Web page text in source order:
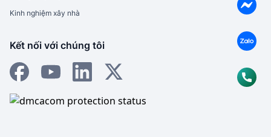
Kinh nghiệm xây nhà
Kết nối với chúng tôi